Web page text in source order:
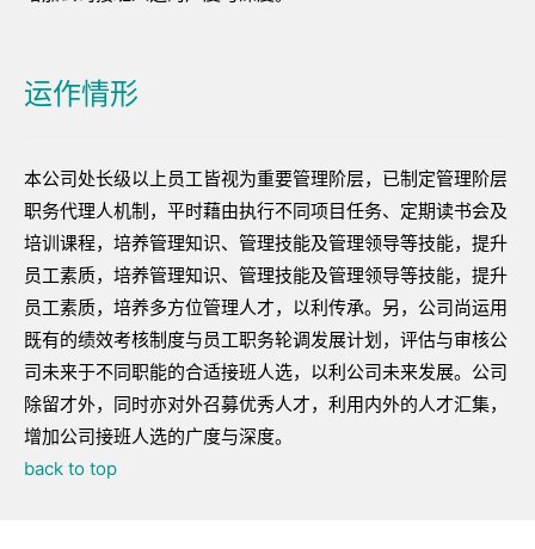
运作情形
本公司处长级以上员工皆视为重要管理阶层，已制定管理阶层
职务代理人机制，平时藉由执行不同项目任务、定期读书会及
培训课程，培养管理知识、管理技能及管理领导等技能，提升
员工素质，培养管理知识、管理技能及管理领导等技能，提升
员工素质，培养多方位管理人才，以利传承。另，公司尚运用
既有的绩效考核制度与员工职务轮调发展计划，评估与审核公
司未来于不同职能的合适接班人选，以利公司未来发展。公司
除留才外，同时亦对外召募优秀人才，利用内外的人才汇集，
增加公司接班人选的广度与深度。
back to top